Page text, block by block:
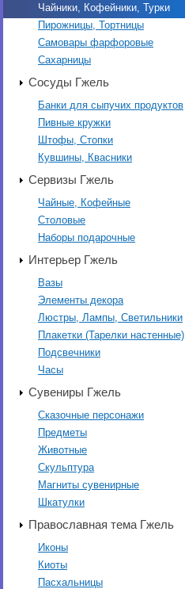
Чайники, Кофейники, Турки
Пирожницы, Тортницы
Самовары фарфоровые
Сахарницы
Сосуды Гжель
Банки для сыпучих продуктов
Пивные кружки
Штофы, Стопки
Кувшины, Квасники
Сервизы Гжель
Чайные, Кофейные
Столовые
Наборы подарочные
Интерьер Гжель
Вазы
Элементы декора
Люстры, Лампы, Светильники
Плакетки (Тарелки настенные)
Подсвечники
Часы
Сувениры Гжель
Сказочные персонажи
Предметы
Животные
Скульптура
Магниты сувенирные
Шкатулки
Православная тема Гжель
Иконы
Киоты
Пасхальницы